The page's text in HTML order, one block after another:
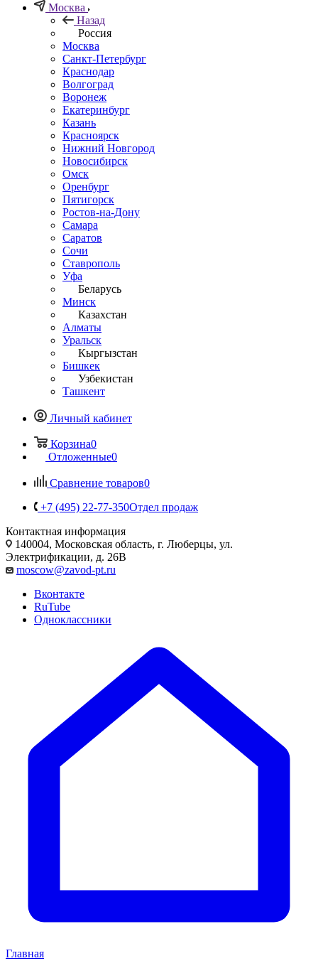
Москва
Назад
Россия
Москва
Санкт-Петербург
Краснодар
Волгоград
Воронеж
Екатеринбург
Казань
Красноярск
Нижний Новгород
Новосибирск
Омск
Оренбург
Пятигорск
Ростов-на-Дону
Самара
Саратов
Сочи
Ставрополь
Уфа
Беларусь
Минск
Казахстан
Алматы
Уральск
Кыргызстан
Бишкек
Узбекистан
Ташкент
Личный кабинет
Корзина0
Отложенные0
Сравнение товаров0
+7 (495) 22-77-350Отдел продаж
Контактная информация
140004, Московская область, г. Люберцы, ул.
Электрификации, д. 26В
moscow@zavod-pt.ru
Вконтакте
RuTube
Одноклассники
Главная